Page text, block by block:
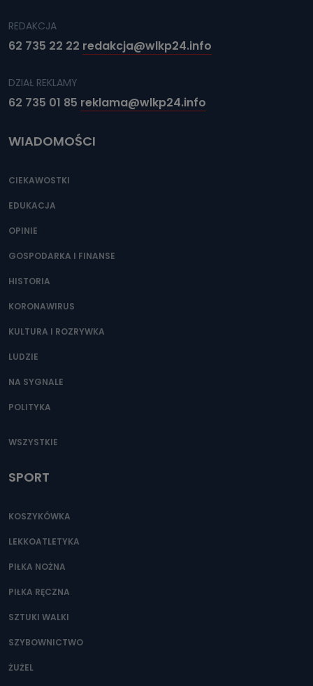
REDAKCJA
62 735 22 22 redakcja@wlkp24.info
DZIAŁ REKLAMY
62 735 01 85 reklama@wlkp24.info
WIADOMOŚCI
CIEKAWOSTKI
EDUKACJA
OPINIE
GOSPODARKA I FINANSE
HISTORIA
KORONAWIRUS
KULTURA I ROZRYWKA
LUDZIE
NA SYGNALE
POLITYKA
WSZYSTKIE
SPORT
KOSZYKÓWKA
LEKKOATLETYKA
PIŁKA NOŻNA
PIŁKA RĘCZNA
SZTUKI WALKI
SZYBOWNICTWO
ŻUŻEL